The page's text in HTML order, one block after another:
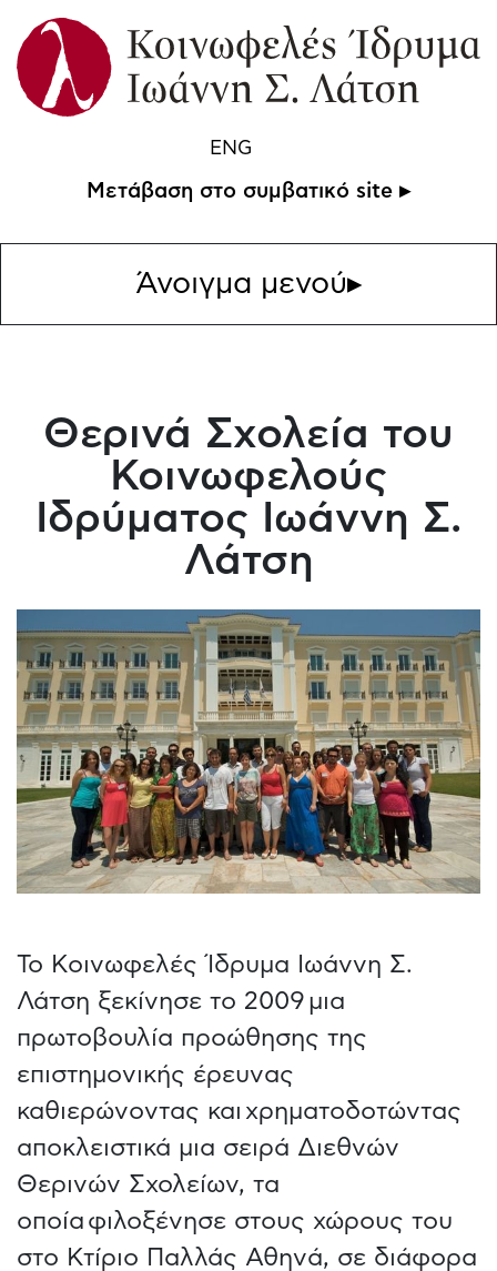
ENG
Μετάβαση στο συμβατικό site ▸
Άνοιγμα μενού▸
Θερινά Σχολεία του
Κοινωφελούς
Ιδρύματος Ιωάννη Σ.
Λάτση
Το Κοινωφελές Ίδρυμα Ιωάννη Σ.
Λάτση ξεκίνησε το 2009 μια
πρωτοβουλία προώθησης της
επιστημονικής έρευνας
καθιερώνοντας και χρηματοδοτώντας
αποκλειστικά μια σειρά Διεθνών
Θερινών Σχολείων, τα
οποία φιλοξένησε στους χώρους του
στο Κτίριο Παλλάς Αθηνά, σε διάφορα